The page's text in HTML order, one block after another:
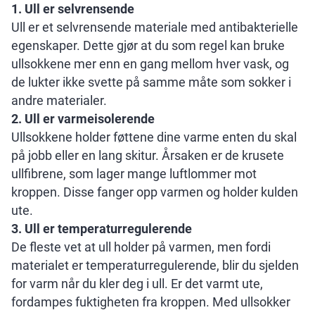
1. Ull er selvrensende
Ull er et selvrensende materiale med antibakterielle
egenskaper. Dette gjør at du som regel kan bruke
ullsokkene mer enn en gang mellom hver vask, og
de lukter ikke svette på samme måte som sokker i
andre materialer.
2. Ull er varmeisolerende
Ullsokkene holder føttene dine varme enten du skal
på jobb eller en lang skitur. Årsaken er de krusete
ullfibrene, som lager mange luftlommer mot
kroppen. Disse fanger opp varmen og holder kulden
ute.
3. Ull er temperaturregulerende
De fleste vet at ull holder på varmen, men fordi
materialet er temperaturregulerende, blir du sjelden
for varm når du kler deg i ull. Er det varmt ute,
fordampes fuktigheten fra kroppen. Med ullsokker